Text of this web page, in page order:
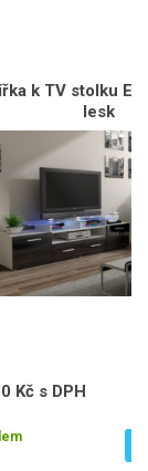
k TV stolku
lesk
Kč s DPH